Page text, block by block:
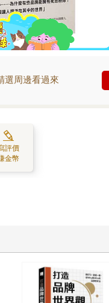
選周邊看過來
評價
金幣